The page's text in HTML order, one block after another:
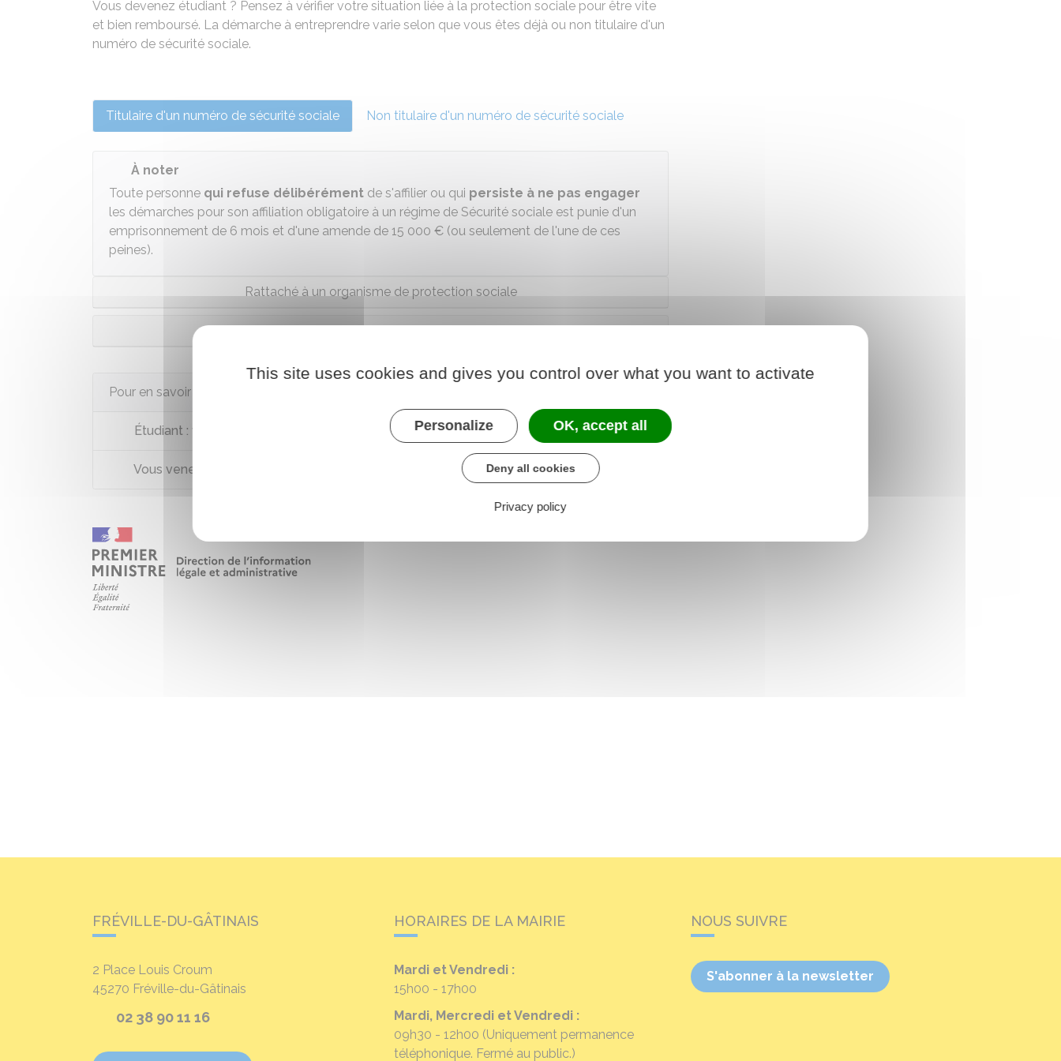
Vous devenez étudiant ? Pensez à vérifier votre situation liée à la protection sociale pour être vite
et bien remboursé. La démarche à entreprendre varie selon que vous êtes déjà ou non titulaire d'un
numéro de sécurité sociale.
Titulaire d'un numéro de sécurité sociale Non titulaire d'un numéro de sécurité sociale
À noter
Toute personne qui refuse délibérément de s'affilier ou qui persiste à ne pas engager
les démarches pour son affiliation obligatoire à un régime de Sécurité sociale est punie d'un
emprisonnement de 6 mois et d'une amende de 15 000 € (ou seulement de l'une de ces
peines).
Rattaché à un organisme de protection sociale
Non affilié à un organisme de protection sociale
Pour en savoir plus
Étudiant : votre prise en charge
Vous venez étudier en France : votre protection sociale
FRÉVILLE-DU-GÂTINAIS
2 Place Louis Croum
45270 Fréville-du-Gâtinais
02 38 90 11 16
HORAIRES DE LA MAIRIE
Mardi et Vendredi :
15h00 - 17h00
Mardi, Mercredi et Vendredi :
09h30 - 12h00 (Uniquement permanence
téléphonique. Fermé au public.)
NOUS SUIVRE
S'abonner à la newsletter
This site uses cookies and gives you control over what you want to activate
Personalize OK, accept all
Deny all cookies
Privacy policy